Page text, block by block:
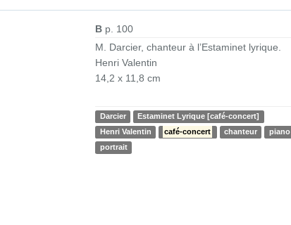
B p. 100
M. Darcier, chanteur à l’Estaminet lyrique.
Henri Valentin
14,2 x 11,8 cm
Darcier
Estaminet Lyrique [café-concert]
Henri Valentin
café-concert chanteur
piano
portrait